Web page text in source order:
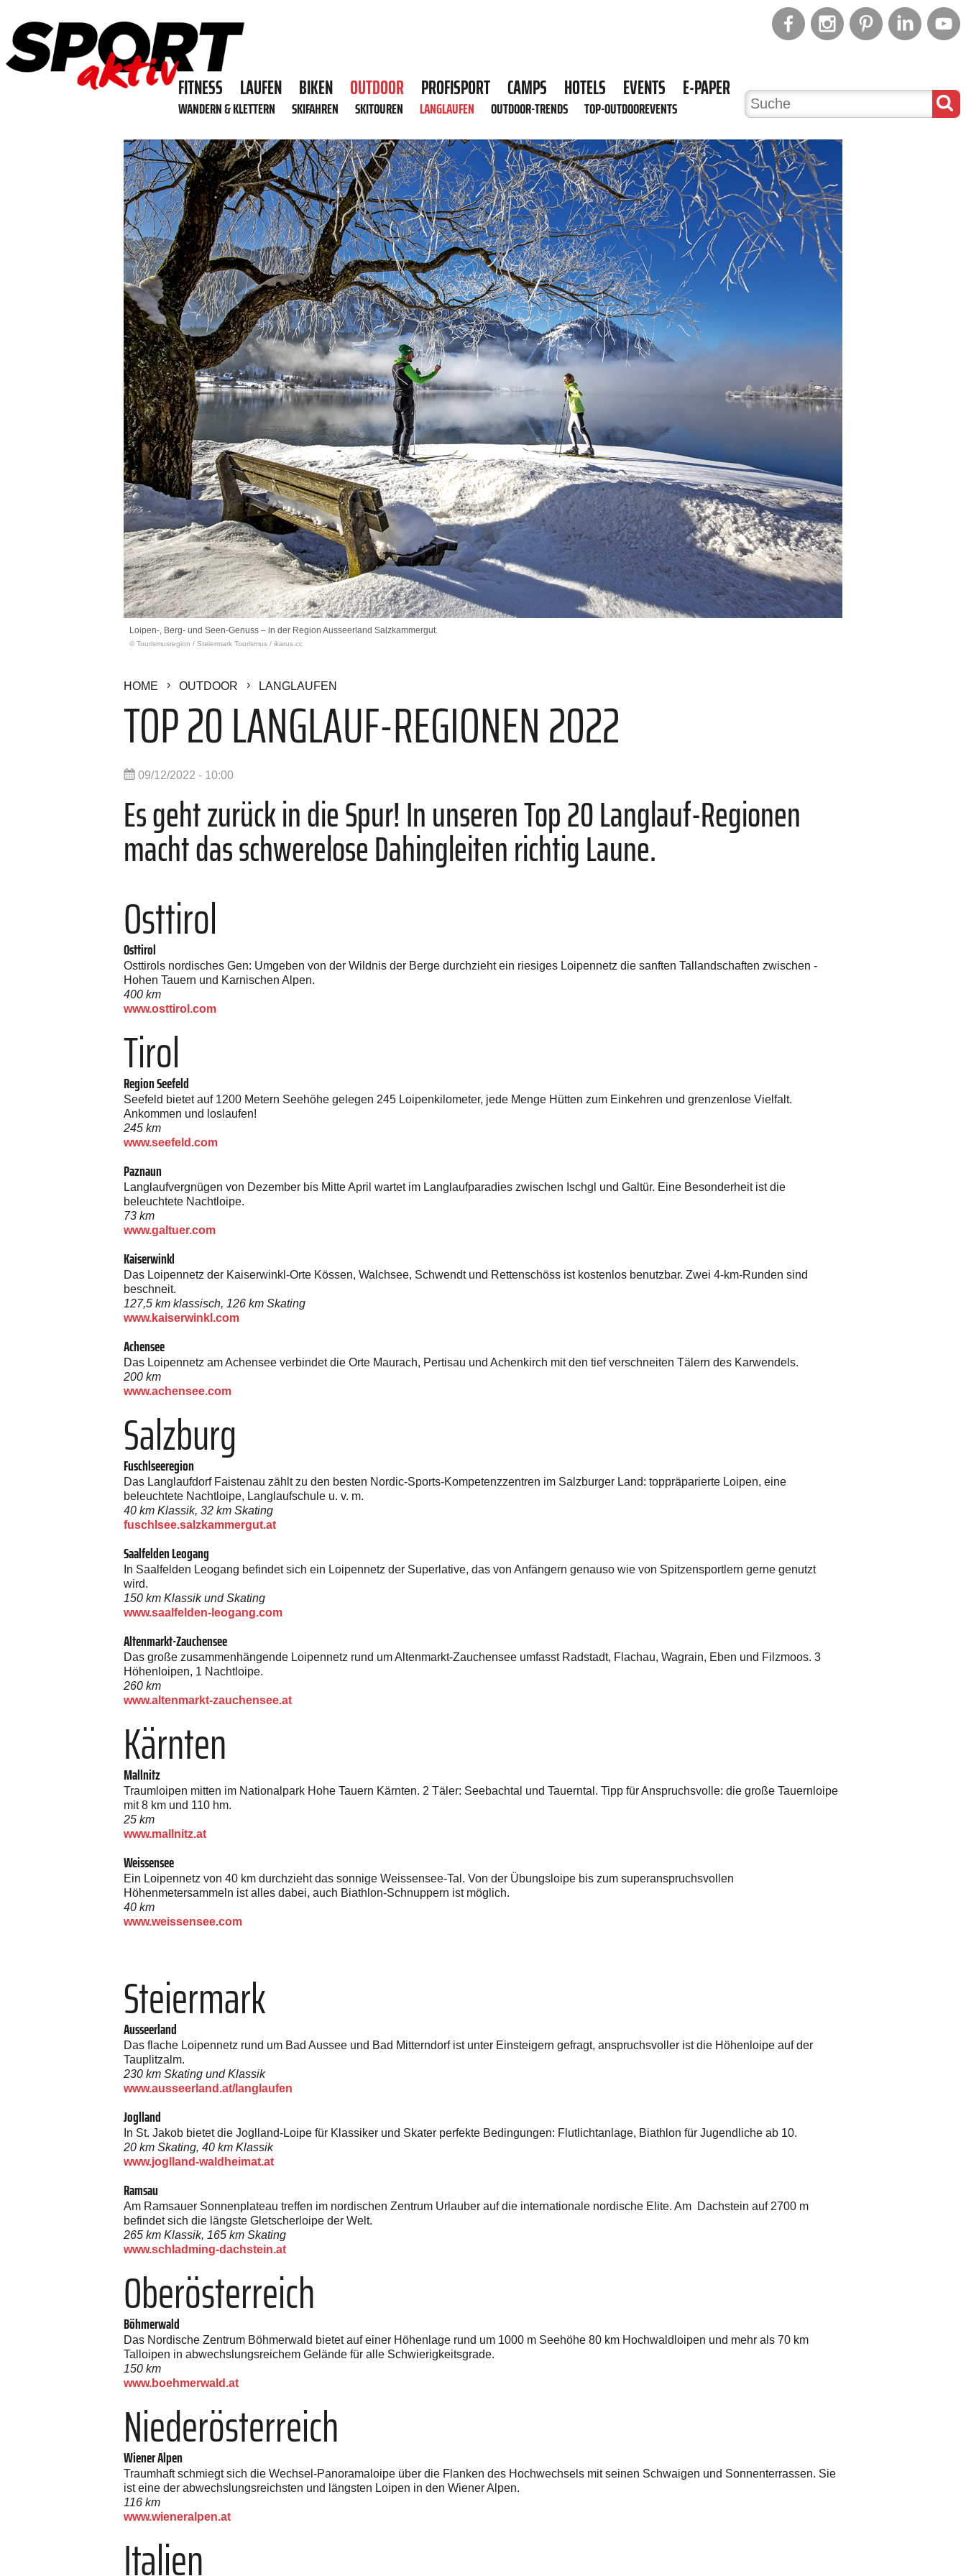
FITNESS LAUFEN BIKEN OUTDOOR PROFISPORT CAMPS HOTELS EVENTS E-PAPER
WANDERN & KLETTERN SKIFAHREN SKITOUREN LANGLAUFEN OUTDOOR-TRENDS TOP-OUTDOOREVENTS
Loipen-, Berg- und Seen-Genuss – in der Region Ausseerland Salzkammergut.
© Tourismusregion / Steiermark Tourismus / ikarus.cc
HOME OUTDOOR LANGLAUFEN
TOP 20 LANGLAUF-REGIONEN 2022
09/12/2022 - 10:00
Es geht zurück in die Spur! In unseren Top 20 Langlauf-Regionen
macht das schwerelose Dahingleiten richtig Laune.
Osttirol
Osttirol
Osttirols nordisches Gen: Umgeben von der Wildnis der Berge durchzieht ein riesiges Loipennetz die sanften Tallandschaften zwischen ­
Hohen Tauern und Karnischen Alpen.
400 km
www.osttirol.com
Tirol
Region Seefeld
Seefeld bietet auf 1200 Metern Seehöhe gelegen 245 Loipenkilometer, jede Menge Hütten zum Einkehren und grenzenlose Vielfalt.
Ankommen und loslaufen!
245 km
www.seefeld.com
Paznaun
Langlaufvergnügen von Dezember bis Mitte April wartet im Langlaufparadies zwischen Ischgl und Galtür. Eine Besonderheit ist die
beleuchtete Nachtloipe.
73 km
www.galtuer.com
Kaiserwinkl
Das Loipennetz der Kaiserwinkl-Orte Kössen, Walchsee, Schwendt und Rettenschöss ist kostenlos benutzbar. Zwei 4-km-Runden sind
beschneit.
127,5 km klassisch, 126 km Skating
www.kaiserwinkl.com
Achensee
Das Loipennetz am Achensee verbindet die Orte Maurach, Pertisau und Achenkirch mit den tief verschneiten Tälern des Karwendels.
200 km
www.achensee.com
Salzburg
Fuschlseeregion
Das Langlaufdorf Faistenau zählt zu den besten Nordic-Sports-Kompetenzzentren im Salzburger Land: toppräparierte Loipen, eine
beleuchtete Nachtloipe, Langlaufschule u. v. m.
40 km Klassik, 32 km Skating
fuschlsee.salzkammergut.at
Saalfelden Leogang
In Saalfelden Leogang befindet sich ein Loipennetz der Superlative, das von Anfängern genauso wie von Spitzensportlern gerne genutzt
wird.
150 km Klassik und Skating
www.saalfelden-leogang.com
Altenmarkt-Zauchensee
Das große zusammenhängende Loipennetz rund um Altenmarkt-Zauchensee umfasst Radstadt, Flachau, Wagrain, Eben und Filzmoos. 3
Höhenloipen, 1 Nachtloipe.
260 km
www.altenmarkt-zauchensee.at
Kärnten
Mallnitz
Traumloipen mitten im Nationalpark Hohe Tauern Kärnten. 2 Täler: ­Seebachtal und Tauerntal. Tipp für Anspruchsvolle: die große Tauern­loipe
mit 8 km und 110 hm.
25 km
www.mallnitz.at
Weissensee
Ein Loipennetz von 40 km durchzieht das sonnige Weissensee-Tal. Von der Übungsloipe bis zum superanspruchsvollen
Höhenmetersammeln ist alles dabei, auch Biathlon-Schnuppern ist möglich.
40 km
www.weissensee.com
Steiermark
Ausseerland
Das flache Loipennetz rund um Bad Aussee und Bad Mitterndorf ist unter Einsteigern gefragt, anspruchsvoller ist die Höhenloipe auf der
Tauplitzalm.
230 km Skating und Klassik
www.ausseerland.at/langlaufen
Joglland
In St. Jakob bietet die Joglland-Loipe für Klassiker und Skater perfekte Bedingungen: Flutlichtanlage, Biathlon für Jugendliche ab 10.
20 km Skating, 40 km Klassik
www.joglland-waldheimat.at
Ramsau
Am Ramsauer Sonnenplateau treffen im nordischen Zentrum Urlauber auf die internationale nordische Elite. Am Dachstein auf 2700 m
befindet sich die längste Gletscherloipe der Welt.
265 km Klassik, 165 km Skating
www.schladming-dachstein.at
Oberösterreich
Böhmerwald
Das Nordische Zentrum Böhmerwald bietet auf einer Höhenlage rund um 1000 m Seehöhe 80 km Hochwaldloipen und mehr als 70 km
Talloipen in abwechslungsreichem Gelände für alle Schwierigkeitsgrade.
150 km
www.boehmerwald.at
Niederösterreich
Wiener Alpen
Traumhaft schmiegt sich die Wechsel-­Panoramaloipe über die Flanken des Hochwechsels mit seinen Schwaigen und Sonnenterrassen. Sie
ist eine der abwechslungsreichsten und längsten Loipen in den Wiener Alpen.
116 km
www.wieneralpen.at
Italien